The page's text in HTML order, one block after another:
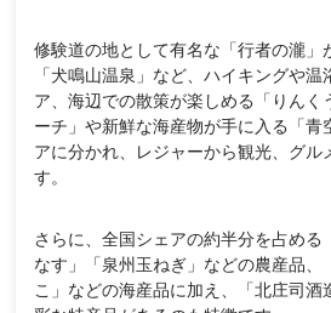
修験道の地として有名な「行者の瀧」
「犬鳴山温泉」など、ハイキングや温
ア、海辺での散策が楽しめる「りんく
ーチ」や新鮮な海産物が手に入る「青
アに分かれ、レジャーから観光、グル
す。
さらに、全国シェアの約半分を占める
なす」「泉州玉ねぎ」などの農産品、
こ」などの海産品に加え、「北庄司酒